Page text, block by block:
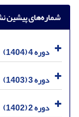
شماره‌های پیشین
دوره 4 (1404)
دوره 3 (1403)
دوره 2 (1402)